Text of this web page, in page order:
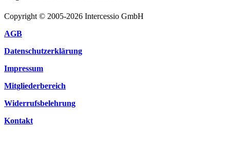
Copyright © 2005-2026 Intercessio GmbH
AGB
Datenschutzerklärung
Impressum
Mitgliederbereich
Widerrufsbelehrung
Kontakt